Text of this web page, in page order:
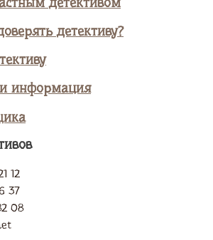
детективу?
информация
12
37
08